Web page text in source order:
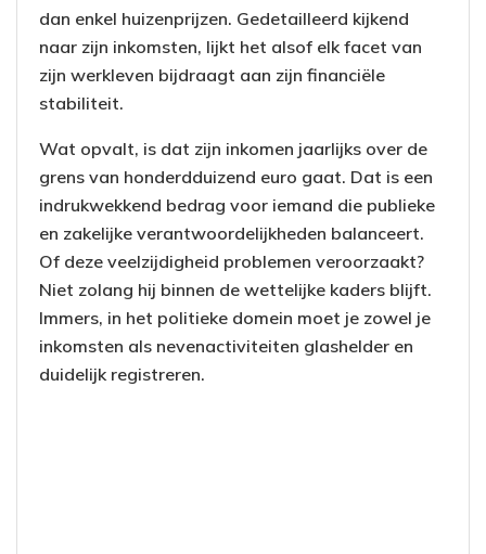
dan enkel huizenprijzen. Gedetailleerd kijkend
naar zijn inkomsten, lijkt het alsof elk facet van
zijn werkleven bijdraagt aan zijn financiële
stabiliteit.
Wat opvalt, is dat zijn inkomen jaarlijks over de
grens van honderdduizend euro gaat. Dat is een
indrukwekkend bedrag voor iemand die publieke
en zakelijke verantwoordelijkheden balanceert.
Of deze veelzijdigheid problemen veroorzaakt?
Niet zolang hij binnen de wettelijke kaders blijft.
Immers, in het politieke domein moet je zowel je
inkomsten als nevenactiviteiten glashelder en
duidelijk registreren.